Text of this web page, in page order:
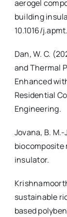
aerogel
building
10.1016/
Dan, W. C.
and Thermal
Enhanced
Residential
Engineering.
Jovana, B.
biocomposite
insulator.
sustainable
based